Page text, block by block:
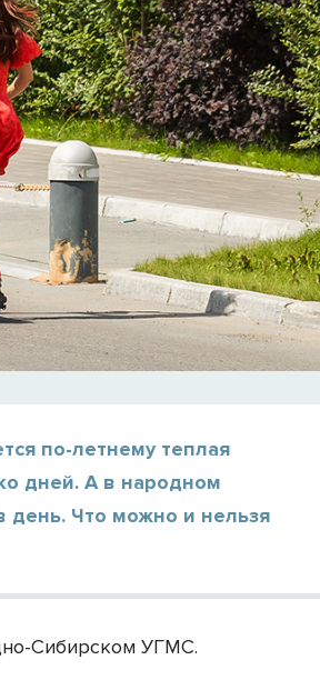
по-летнему теплая
дней. А в народном
день. Что можно и нельзя
Сибирском УГМС.